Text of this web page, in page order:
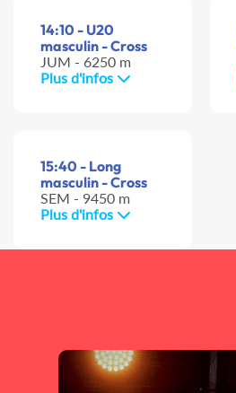
14:10 - U20
masculin - Cross
JUM - 6250 m
Plus d'infos
15:40 - Long
masculin - Cross
SEM - 9450 m
Plus d'infos